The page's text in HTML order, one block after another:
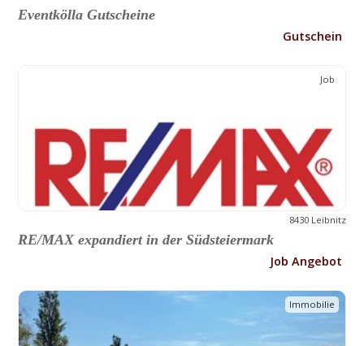
Eventkölla Gutscheine
Gutschein
Job
8430 Leibnitz
RE/MAX expandiert in der Südsteiermark
Job Angebot
Immobilie